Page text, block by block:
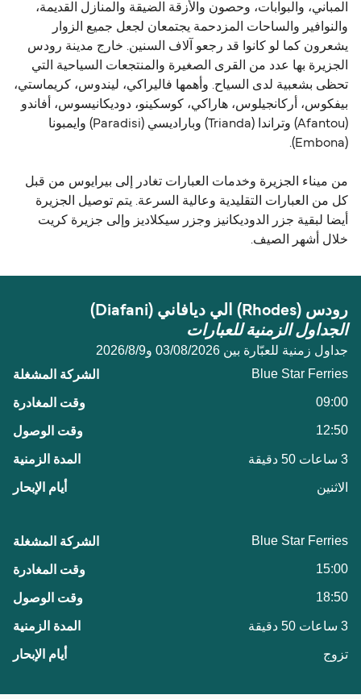
المباني، والبوابات، وحصون والأزقة الضيقة والمنازل القديمة،
والنوافير والساحات المزدحمة يجتمعان لجعل جميع الزوار
يشعرون كما لو كانوا قد رجعو آلاف السنين. خارج مدينة رودس
الجزيرة بها عدد من القرى الصغيرة والمنتجعات السياحية التي
تحظى بشعبية لدى السياح. وأهمها فاليراكي، ليندوس، كريماستي،
بيفكوس، أركانجيلوس، هاراكي، كوسكينو، دوديكانيسوس، أفاندو
(Afantou) وتراندا (Trianda) وباراديسي (Paradisi) وايمبونا
(Embona).
من ميناء الجزيرة وخدمات العبارات تغادر إلى بيرايوس من قبل
كل من العبارات التقليدية وعالية السرعة. يتم توصيل الجزيرة
أيضا لبقية جزر الدوديكانيز وجزر سيكلاديز وإلى جزيرة كريت
خلال أشهر الصيف.
رودس (Rhodes) الي ديافاني (Diafani)
الجداول الزمنية للعبارات
جداول زمنية للعبّارة بين 03/08/2026 و9‏/8‏/2026
Blue Star Ferries
09:00
12:50
3 ساعات 50 دقيقة
الاثنين
Blue Star Ferries
15:00
18:50
3 ساعات 50 دقيقة
تزوج